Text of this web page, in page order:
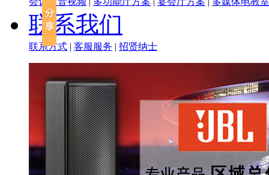
联系我们
联系方式 | 客服服务 | 招贤纳士